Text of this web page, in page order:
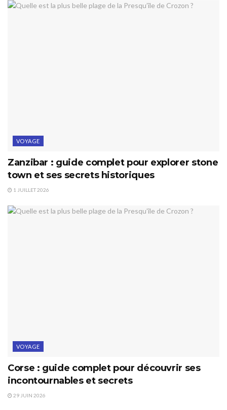
VOYAGE
Zanzibar : guide complet pour explorer stone
town et ses secrets historiques
1 JUILLET 2026
VOYAGE
Corse : guide complet pour découvrir ses
incontournables et secrets
29 JUIN 2026